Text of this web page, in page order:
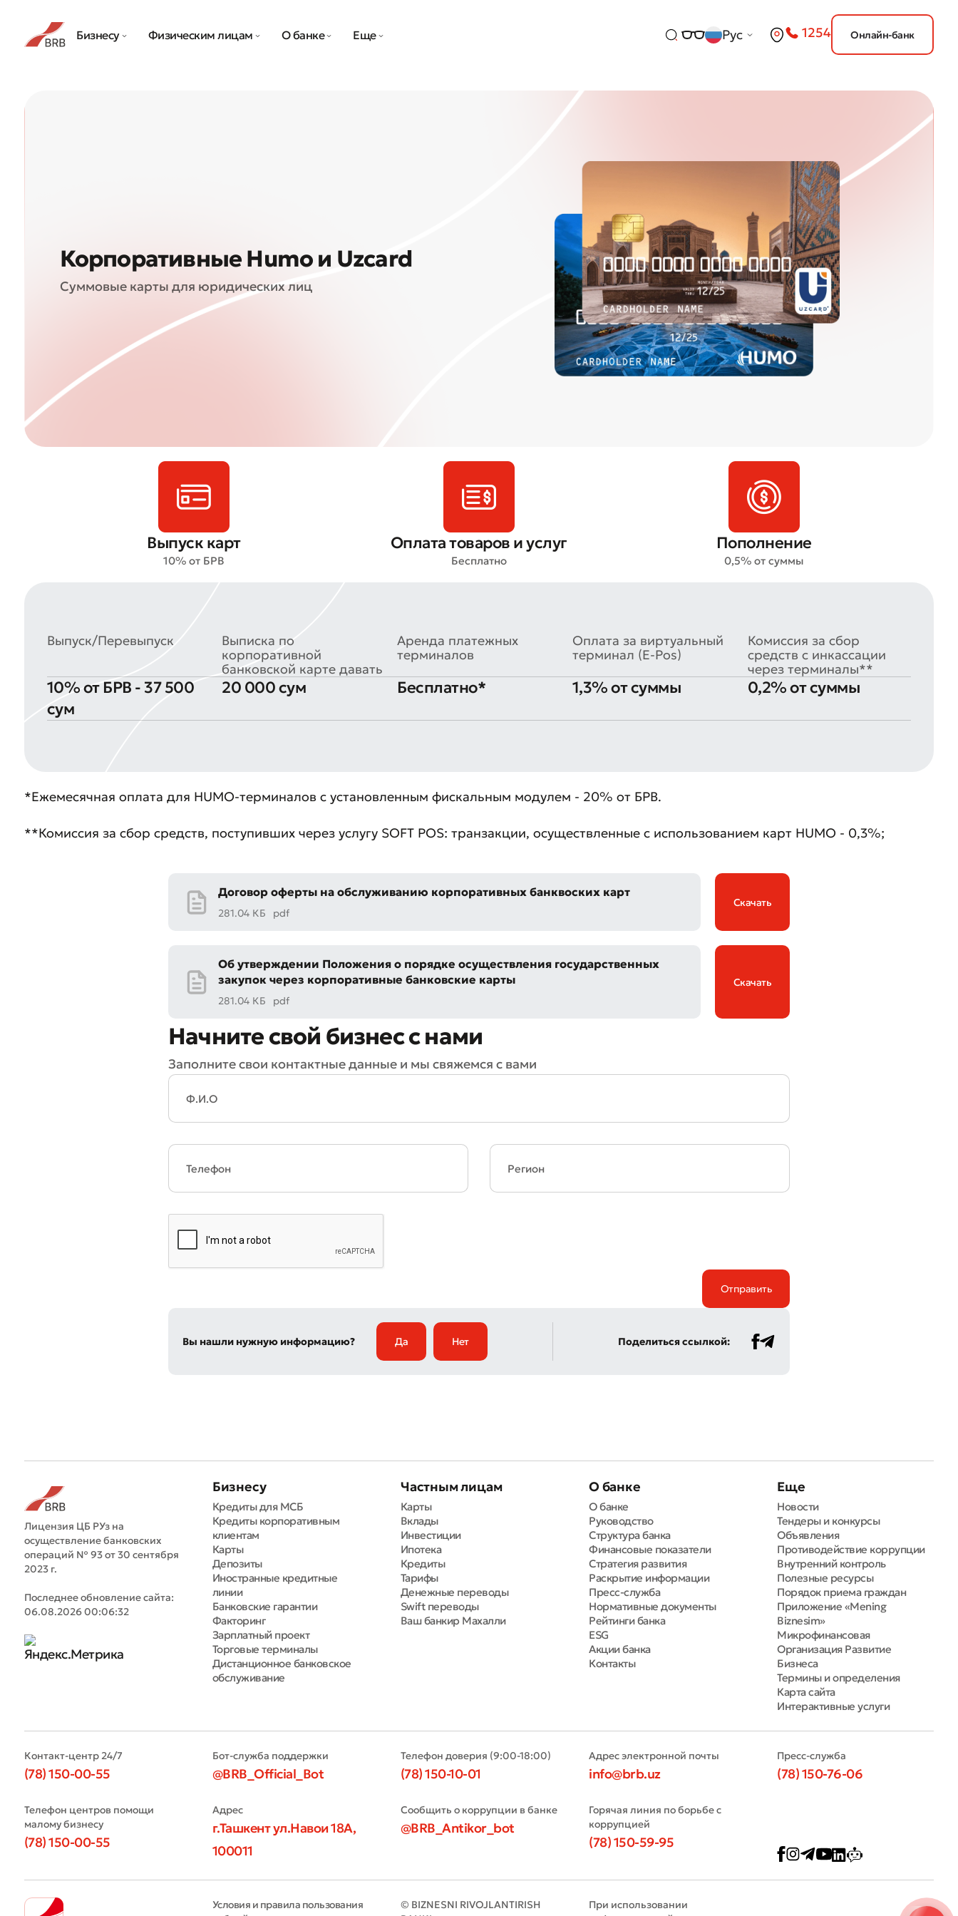
Бизнесу Физическим лицам О банке Еще Рус 1254 Онлайн-банк
Оцените качество обслуживания
Плохо Отлично
Отправить
Отправить
Корпоративные Humo и Uzcard
Суммовые карты для юридических лиц
Выпуск карт
10% от БРВ
Оплата товаров и услуг
Бесплатно
Пополнение
0,5% от суммы
Выпуск/Перевыпуск
Выписка по
корпоративной
банковской карте давать
Аренда платежных
терминалов
Оплата за виртуальный
терминал (E-Pos)
Комиссия за сбор
средств с инкассации
через терминалы**
10% от БРВ - 37 500
сум
20 000 сум Бесплатно* 1,3% от суммы 0,2% от суммы
*Ежемесячная оплата для HUMO-терминалов с установленным фискальным модулем - 20% от БРВ.
**Комиссия за сбор средств, поступивших через услугу SOFT POS: транзакции, осуществленные с использованием карт HUMO - 0,3%;
Договор оферты на обслуживанию корпоративных банквоских карт
281.04 КБ pdf
Скачать
Об утверждении Положения о порядке осуществления государственных
закупок через корпоративные банковские карты
281.04 КБ pdf
Скачать
Начните свой бизнес с нами
Заполните свои контактные данные и мы свяжемся с вами
Вы нашли нужную информацию? Да Нет Поделиться ссылкой:
Лицензия ЦБ РУз на
осуществление банковских
операций № 93 от 30 сентября
2023 г.
Последнее обновление сайта:
06.08.2026 00:06:32
Бизнесу
Кредиты для МСБ
Кредиты корпоративным
клиентам
Карты
Депозиты
Иностранные кредитные
линии
Банковские гарантии
Факторинг
Зарплатный проект
Торговые терминалы
Дистанционное банковское
обслуживание
Частным лицам
Карты
Вклады
Инвестиции
Ипотека
Кредиты
Тарифы
Денежные переводы
Swift переводы
Ваш банкир Махалли
О банке
О банке
Руководство
Структура банка
Финансовые показатели
Стратегия развития
Раскрытие информации
Пресс-служба
Нормативные документы
Рейтинги банка
ESG
Акции банка
Контакты
Еще
Новости
Тендеры и конкурсы
Объявления
Противодействие коррупции
Внутренний контроль
Полезные ресурсы
Порядок приема граждан
Приложение «Mening
Biznesim»
Микрофинансовая
Организация Развитие
Бизнеса
Термины и определения
Карта сайта
Интерактивные услуги
Контакт-центр 24/7
(78) 150-00-55
Бот-служба поддержки
@BRB_Official_Bot
Телефон доверия (9:00-18:00)
(78) 150-10-01
Адрес электронной почты
info@brb.uz
Пресс-служба
(78) 150-76-06
Телефон центров помощи
малому бизнесу
(78) 150-00-55
Адрес
г.Ташкент ул.Навои 18А,
100011
Сообщить о коррупции в банке
@BRB_Antikor_bot
Горячая линия по борьбе с
коррупцией
(78) 150-59-95
Условия и правила пользования
© BIZNESNI RIVOJLANTIRISH
При использовании